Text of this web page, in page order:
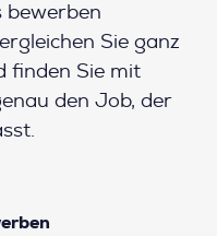
bewerben
Sie ganz
finden Sie mit
den Job, der